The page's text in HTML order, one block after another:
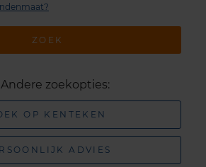
ZOEK
Andere zoekopties:
OP KENTEKEN
ADVIES